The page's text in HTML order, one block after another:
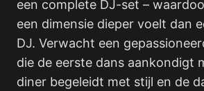
een complete DJ-set –
een dimensie dieper voelt dan
DJ. Verwacht een
die de eerste dans aankondigt
diner begeleidt met stijl en de